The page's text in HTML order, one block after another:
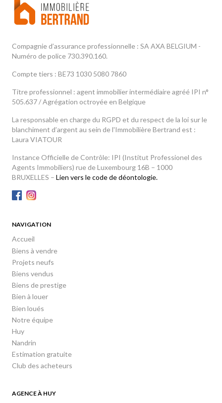
Compagnie d’assurance professionnelle : SA AXA BELGIUM -
Numéro de police 730.390.160.
Compte tiers : BE73 1030 5080 7860
Titre professionnel : agent immobilier intermédiaire agréé IPI n°
505.637 / Agrégation octroyée en Belgique
La responsable en charge du RGPD et du respect de la loi sur le
blanchiment d’argent au sein de l'Immobilière Bertrand est :
Laura VIATOUR
Instance Officielle de Contrôle: IPI (Institut Professionel des
Agents Immobiliers) rue de Luxembourg 16B – 1000
BRUXELLES – Lien vers le code de déontologie.
NAVIGATION
Accueil
Biens à vendre
Projets neufs
Biens vendus
Biens de prestige
Bien à louer
Bien loués
Notre équipe
Huy
Nandrin
Estimation gratuite
Club des acheteurs
AGENCE À HUY